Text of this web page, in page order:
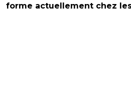
forme actuellement chez